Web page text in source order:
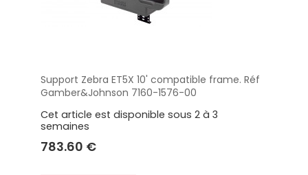
Aperçu
Support Zebra ET5X 10' compatible frame. Réf
Gamber&Johnson 7160-1576-00
Cet article est disponible sous 2 à 3
semaines
783.60 €